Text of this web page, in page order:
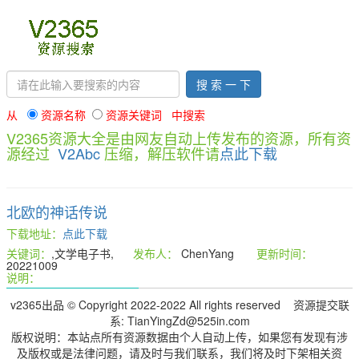
搜 索 一 下
从
资源名称 资源关键词 中搜索
V2365资源大全是由网友自动上传发布的资源，所有资
源经过 V2Abc压缩，解压软件请点此下载
北欧的神话传说
下载地址： 点此下载
关键词： ,文学电子书, 发布人： ChenYang 更新时间：
20221009
说明：
v2365出品 © Copyright 2022-2022 All rights reserved 资源提交联
系: TianYingZd@525in.com
版权说明：本站点所有资源数据由个人自动上传，如果您有发现有涉
及版权或是法律问题，请及时与我们联系，我们将及时下架相关资